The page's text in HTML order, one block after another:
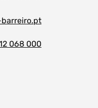
068 000